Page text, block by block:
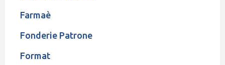
Farmaè
Fonderie Patrone
Format